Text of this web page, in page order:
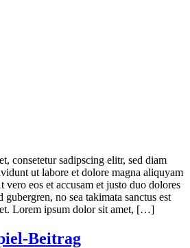
consetetur sadipscing elitr, sed diam
ut labore et dolore magna aliquyam
vero eos et accusam et justo duo dolores
gubergren, no sea takimata sanctus est
Lorem ipsum dolor sit amet, […]
Beitrag